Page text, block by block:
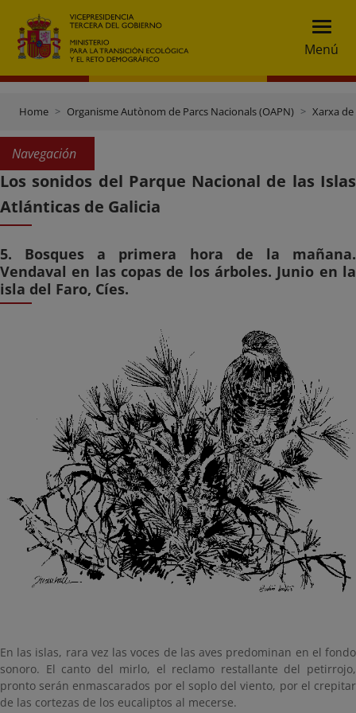
Menú
Home Organisme Autònom de Parcs Nacionals (OAPN) Xarxa
Navegación
Los sonidos del Parque Nacional de las Islas
Atlánticas de Galicia
5. Bosques a primera hora de la mañana.
Vendaval en las copas de los árboles. Junio en la
isla del Faro, Cíes.
En las islas, rara vez las voces de las aves predominan en el fondo
sonoro. El canto del mirlo, el reclamo restallante del petirrojo,
pronto serán enmascarados por el soplo del viento, por el crepitar
de las cortezas de los eucaliptos al mecerse.